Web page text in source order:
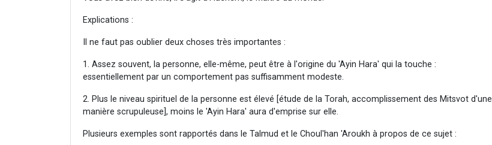
Explications :
Il ne faut pas oublier deux choses très importantes :
1. Assez souvent, la personne, elle-même, peut être à l'origine du 'Ayin Hara' qui la touche :
essentiellement par un comportement pas suffisamment modeste.
2. Plus le niveau spirituel de la personne est élevé [étude de la Torah, accomplissement des Mitsvot d'une
manière scrupuleuse], moins le 'Ayin Hara' aura d'emprise sur elle.
Plusieurs exemples sont rapportés dans le Talmud et le Choul'han 'Aroukh à propos de ce sujet :